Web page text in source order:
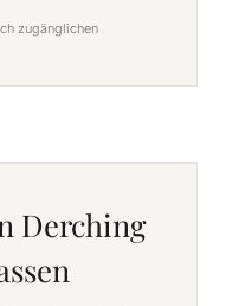
zugänglichen
Derching